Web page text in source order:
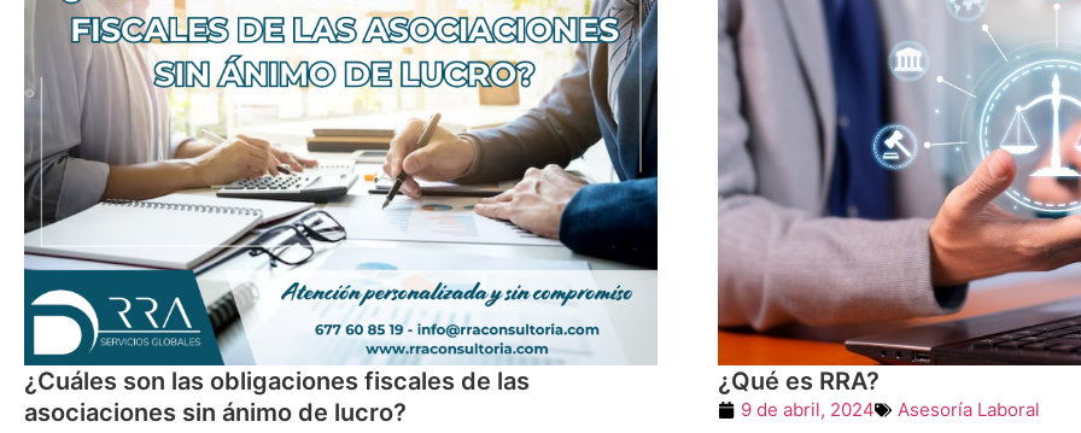
¿Cuáles son las obligaciones fiscales de las
asociaciones sin ánimo de lucro?
¿Qué es RRA?
9 de abril, 2024 Asesoría Laboral